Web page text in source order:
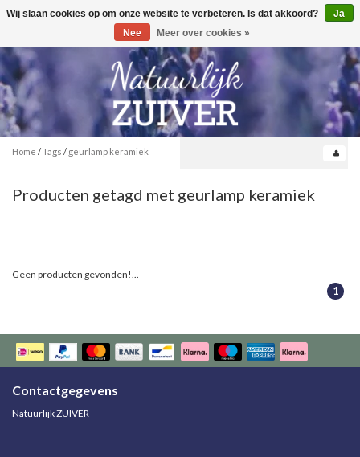
Toggle
0
Home /Tags / geurlamp keramiek
Producten getagd met geurlamp keramiek
Geen producten gevonden!...
1
Contactgegevens
Natuurlijk ZUIVER
Wij slaan cookies op om onze website te verbeteren. Is dat akkoord?
Ja
Nee
Meer over cookies »